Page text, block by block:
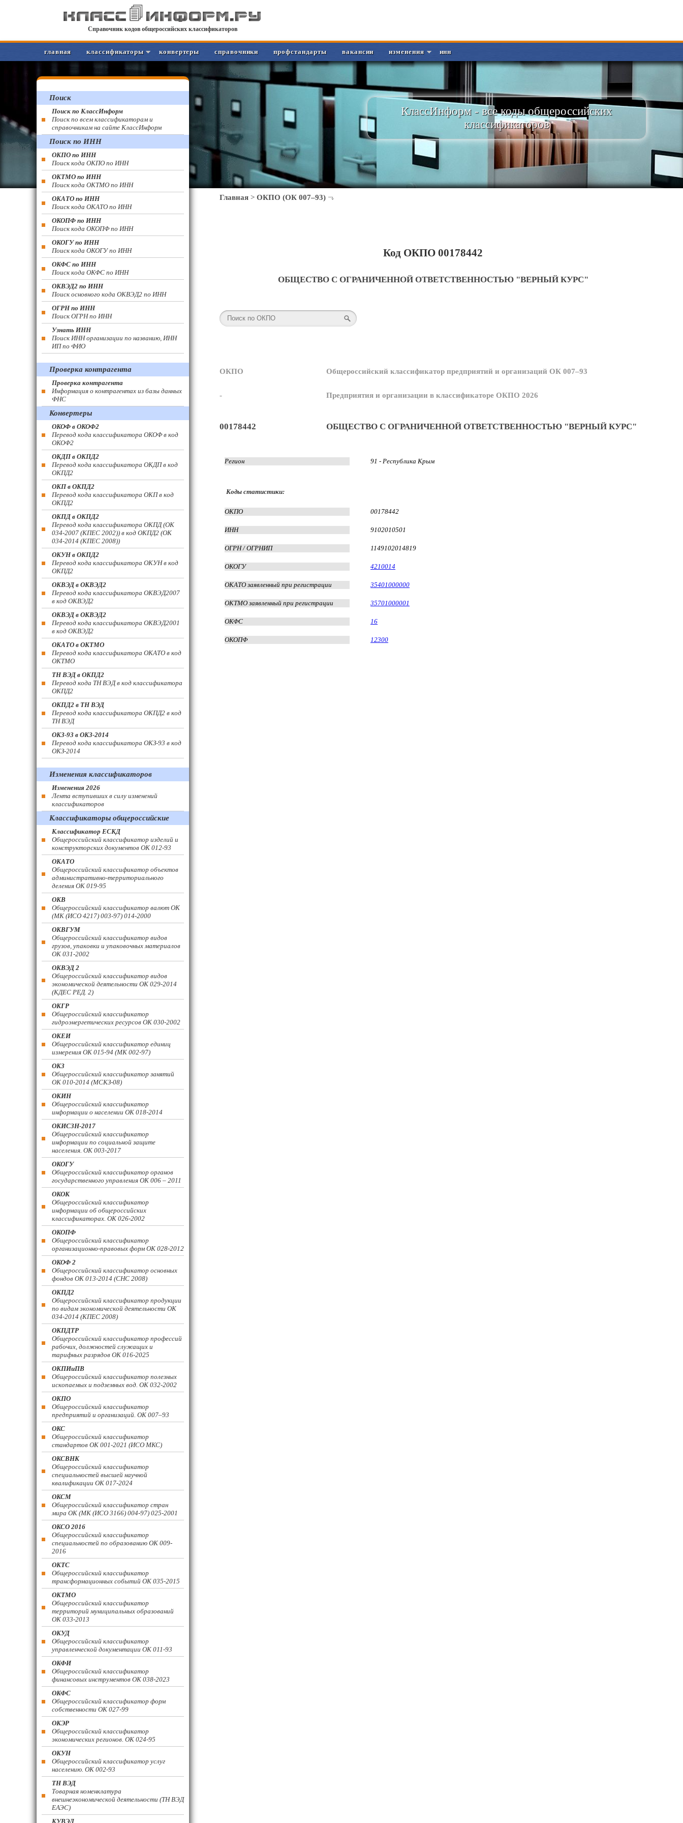
Справочник кодов общероссийских классификаторов
главная классификаторы конвертеры справочники профстандарты вакансии изменения инн
КлассИнформ - все коды общероссийских
классификаторов
Главная > ОКПО (ОК 007–93)
Код ОКПО 00178442
ОБЩЕСТВО С ОГРАНИЧЕННОЙ ОТВЕТСТВЕННОСТЬЮ "ВЕРНЫЙ КУРС"
ОКПО Общероссийский классификатор предприятий и организаций ОК 007–93
- Предприятия и организации в классификаторе ОКПО 2026
00178442 ОБЩЕСТВО С ОГРАНИЧЕННОЙ ОТВЕТСТВЕННОСТЬЮ "ВЕРНЫЙ КУРС"
Регион 91 - Республика Крым
Коды статистики:
ОКПО 00178442
ИНН 9102010501
ОГРН / ОГРНИП 1149102014819
ОКОГУ 4210014
ОКАТО заявленный при регистрации 35401000000
ОКТМО заявленный при регистрации 35701000001
ОКФС 16
ОКОПФ 12300
Поиск
Поиск по КлассИнформ
Поиск по всем классификаторам и
справочникам на сайте КлассИнформ
Поиск по ИНН
ОКПО по ИНН
Поиск кода ОКПО по ИНН
ОКТМО по ИНН
Поиск кода ОКТМО по ИНН
ОКАТО по ИНН
Поиск кода ОКАТО по ИНН
ОКОПФ по ИНН
Поиск кода ОКОПФ по ИНН
ОКОГУ по ИНН
Поиск кода ОКОГУ по ИНН
ОКФС по ИНН
Поиск кода ОКФС по ИНН
ОКВЭД2 по ИНН
Поиск основного кода ОКВЭД2 по ИНН
ОГРН по ИНН
Поиск ОГРН по ИНН
Узнать ИНН
Поиск ИНН организации по названию, ИНН
ИП по ФИО
Проверка контрагента
Проверка контрагента
Информация о контрагентах из базы данных
ФНС
Конвертеры
ОКОФ в ОКОФ2
Перевод кода классификатора ОКОФ в код
ОКОФ2
ОКДП в ОКПД2
Перевод кода классификатора ОКДП в код
ОКПД2
ОКП в ОКПД2
Перевод кода классификатора ОКП в код
ОКПД2
ОКПД в ОКПД2
Перевод кода классификатора ОКПД (ОК
034-2007 (КПЕС 2002)) в код ОКПД2 (ОК
034-2014 (КПЕС 2008))
ОКУН в ОКПД2
Перевод кода классификатора ОКУН в код
ОКПД2
ОКВЭД в ОКВЭД2
Перевод кода классификатора ОКВЭД2007
в код ОКВЭД2
ОКВЭД в ОКВЭД2
Перевод кода классификатора ОКВЭД2001
в код ОКВЭД2
ОКАТО в ОКТМО
Перевод кода классификатора ОКАТО в код
ОКТМО
ТН ВЭД в ОКПД2
Перевод кода ТН ВЭД в код классификатора
ОКПД2
ОКПД2 в ТН ВЭД
Перевод кода классификатора ОКПД2 в код
ТН ВЭД
ОКЗ-93 в ОКЗ-2014
Перевод кода классификатора ОКЗ-93 в код
ОКЗ-2014
Изменения классификаторов
Изменения 2026
Лента вступивших в силу изменений
классификаторов
Классификаторы общероссийские
Классификатор ЕСКД
Общероссийский классификатор изделий и
конструкторских документов ОК 012-93
ОКАТО
Общероссийский классификатор объектов
административно-территориального
деления ОК 019-95
ОКВ
Общероссийский классификатор валют ОК
(МК (ИСО 4217) 003-97) 014-2000
ОКВГУМ
Общероссийский классификатор видов
грузов, упаковки и упаковочных материалов
ОК 031-2002
ОКВЭД 2
Общероссийский классификатор видов
экономической деятельности ОК 029-2014
(КДЕС РЕД. 2)
ОКГР
Общероссийский классификатор
гидроэнергетических ресурсов ОК 030-2002
ОКЕИ
Общероссийский классификатор единиц
измерения ОК 015-94 (МК 002-97)
ОКЗ
Общероссийский классификатор занятий
ОК 010-2014 (МСКЗ-08)
ОКИН
Общероссийский классификатор
информации о населении ОК 018-2014
ОКИСЗН-2017
Общероссийский классификатор
информации по социальной защите
населения. ОК 003-2017
ОКОГУ
Общероссийский классификатор органов
государственного управления ОК 006 – 2011
ОКОК
Общероссийский классификатор
информации об общероссийских
классификаторах. ОК 026-2002
ОКОПФ
Общероссийский классификатор
организационно-правовых форм ОК 028-2012
ОКОФ 2
Общероссийский классификатор основных
фондов ОК 013-2014 (СНС 2008)
ОКПД2
Общероссийский классификатор продукции
по видам экономической деятельности ОК
034-2014 (КПЕС 2008)
ОКПДТР
Общероссийский классификатор профессий
рабочих, должностей служащих и
тарифных разрядов ОК 016-2025
ОКПИиПВ
Общероссийский классификатор полезных
ископаемых и подземных вод. ОК 032-2002
ОКПО
Общероссийский классификатор
предприятий и организаций. ОК 007–93
ОКС
Общероссийский классификатор
стандартов ОК 001-2021 (ИСО МКС)
ОКСВНК
Общероссийский классификатор
специальностей высшей научной
квалификации ОК 017-2024
ОКСМ
Общероссийский классификатор стран
мира ОК (МК (ИСО 3166) 004-97) 025-2001
ОКСО 2016
Общероссийский классификатор
специальностей по образованию ОК 009-
2016
ОКТС
Общероссийский классификатор
трансформационных событий ОК 035-2015
ОКТМО
Общероссийский классификатор
территорий муниципальных образований
ОК 033-2013
ОКУД
Общероссийский классификатор
управленческой документации ОК 011-93
ОКФИ
Общероссийский классификатор
финансовых инструментов OK 038-2023
ОКФС
Общероссийский классификатор форм
собственности ОК 027-99
ОКЭР
Общероссийский классификатор
экономических регионов. ОК 024-95
ОКУН
Общероссийский классификатор услуг
населению. ОК 002-93
ТН ВЭД
Товарная номенклатура
внешнеэкономической деятельности (ТН ВЭД
ЕАЭС)
КУВЭД